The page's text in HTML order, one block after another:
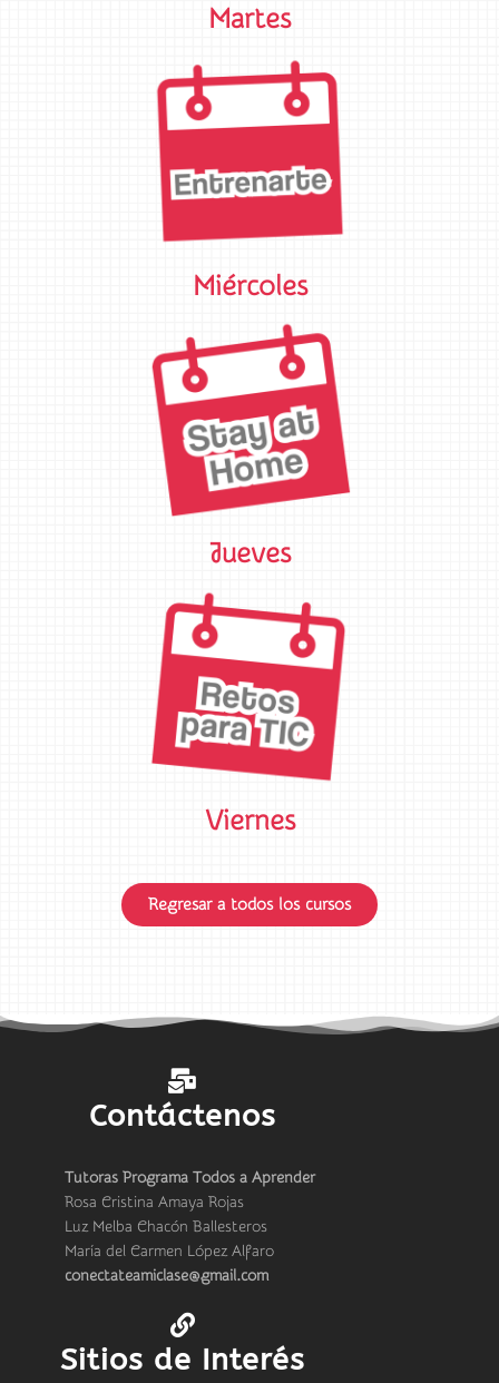
Martes
Miércoles
Jueves
Viernes
Regresar a todos los cursos
Contáctenos
Tutoras Programa Todos a Aprender
Rosa Cristina Amaya Rojas
Luz Melba Chacón Ballesteros
María del Carmen López Alfaro
conectateamiclase@gmail.com
Sitios de Interés